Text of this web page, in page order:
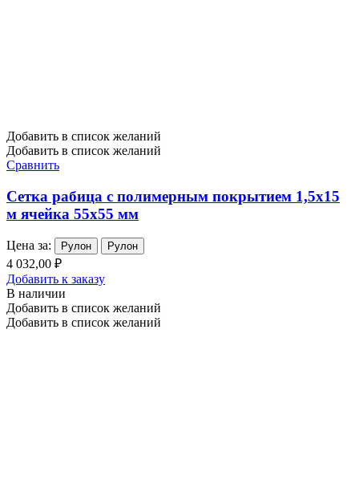
Добавить в список желаний
Добавить в список желаний
Сравнить
Сетка рабица с полимерным покрытием 1,5х15
м ячейка 55х55 мм
Цена за: Рулон Рулон
4 032,00 ₽
Добавить к заказу
В наличии
Добавить в список желаний
Добавить в список желаний